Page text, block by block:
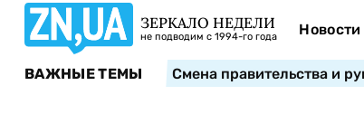
ЗЕРКАЛО НЕДЕЛИ
не подводим с 1994-го года Новости
ВАЖНЫЕ ТЕМЫ Смена правительства и